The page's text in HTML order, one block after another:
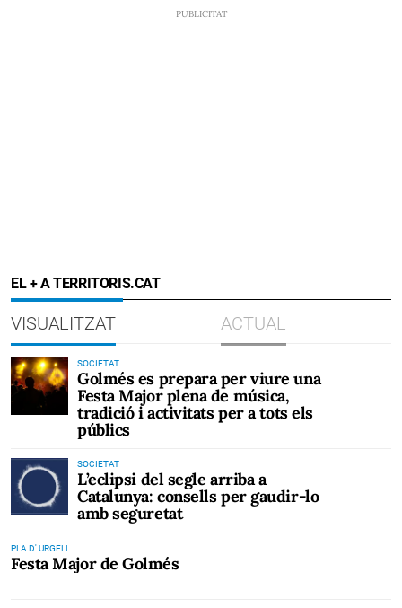
EL + A TERRITORIS.CAT
VISUALITZAT ACTUAL
SOCIETAT
Golmés es prepara per viure una
Festa Major plena de música,
tradició i activitats per a tots els
públics
SOCIETAT
L’eclipsi del segle arriba a
Catalunya: consells per gaudir-lo
amb seguretat
PLA D' URGELL
Festa Major de Golmés